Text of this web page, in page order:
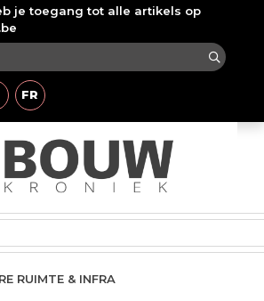
je toegang tot alle artikels op
FR
RUIMTE & INFRA